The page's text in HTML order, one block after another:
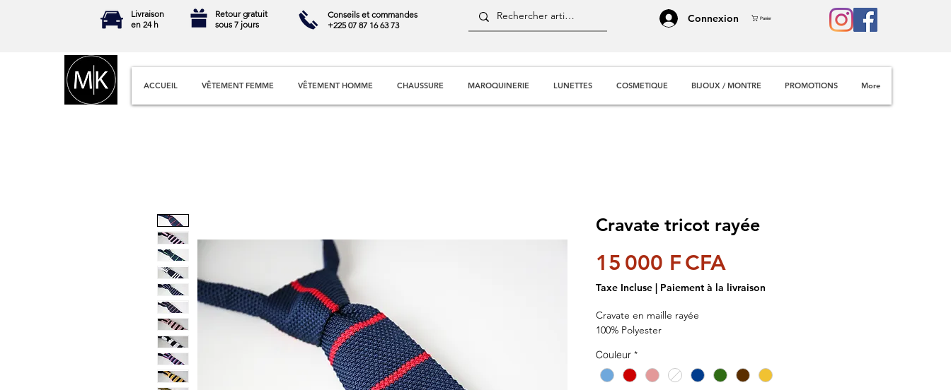
Livraison
en 24 h
Retour gratuit
sous 7 jours
Conseils et commandes
+225 07 87 16 63 73
Connexion Panier
ACCUEIL VÊTEMENT FEMME VÊTEMENT HOMME CHAUSSURE MAROQUINERIE LUNETTES COSMETIQUE BIJOUX / MONTRE PROMOTIONS More
Cravate tricot rayée
15 000 F CFA
Taxe Incluse | Paiement à la livraison
Cravate en maille rayée
100% Polyester
Couleur *